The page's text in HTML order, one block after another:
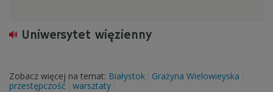
Uniwersytet więzienny
Zobacz więcej na temat: Białystok
Grażyna Wielowieyska
przestępczość
warsztaty